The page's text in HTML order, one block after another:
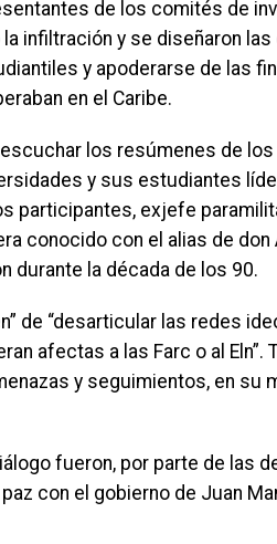
de los comités de
infiltración y se diseñaron
y apoderarse de las
en el Caribe.
los resúmenes de
y sus estudiantes
participantes, exjefe
conocido con el alias de
durante la década de los 90.
de “desarticular las redes
afectas a las Farc o al Eln”.
y seguimientos, en su
fueron, por parte de las
con el gobierno de Juan